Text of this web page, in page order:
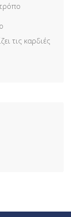
τις καρδιές